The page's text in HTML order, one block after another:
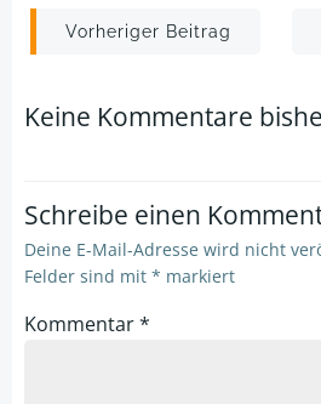
Post
navigation
Vorheriger Beitrag
Keine Kommentare
Schreibe einen
Deine E-Mail-Adresse wird nicht
Felder sind mit * markiert
Kommentar*